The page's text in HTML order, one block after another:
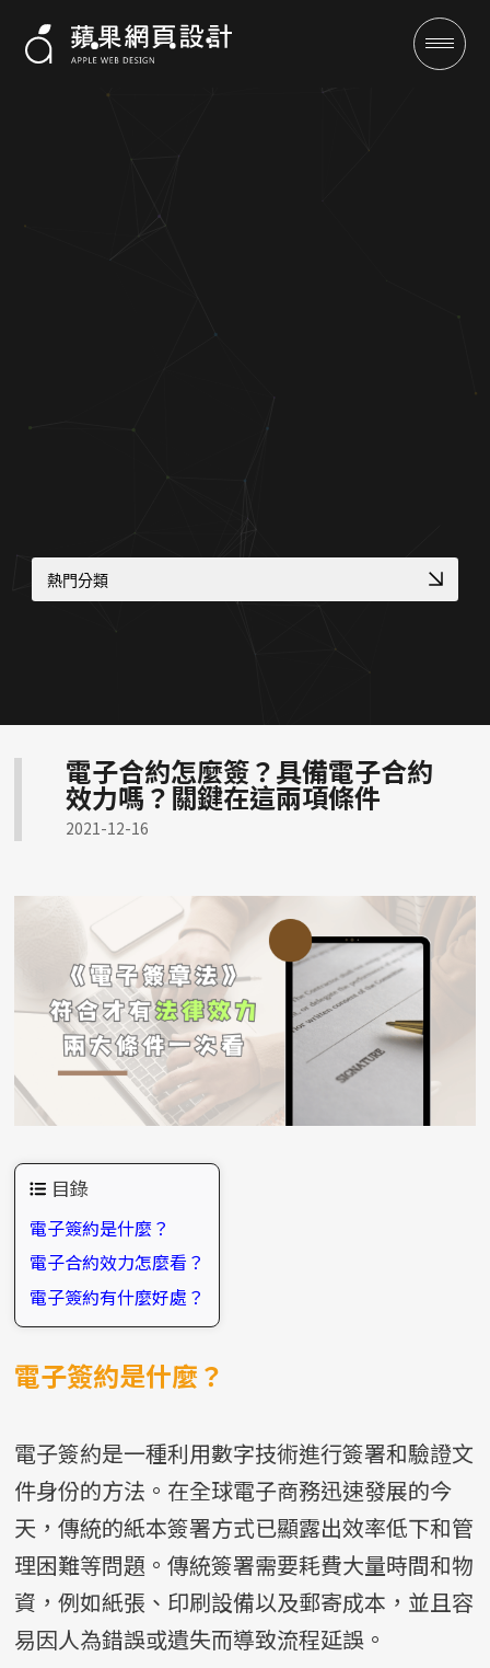
熱門分類
教育機構資訊公開網
符合醫療法規網頁
RWD 購物車設計
形象官網開發方案
企業品牌數位轉型
多語系全球化網站
顧問與專業人士網頁
RWD 校園官網改版
服務業預約功能整合
CIS 視覺識別整合
高信任感醫療網頁
網路開店 SEO 策略
電子合約怎麼簽？具備電子合約
效力嗎？關鍵在這兩項條件
2021-12-16
目錄
電子簽約是什麼？
電子合約效力怎麼看？
電子簽約有什麼好處？
電子簽約是什麼？
電子簽約是一種利用數字技術進行簽署和驗證文
件身份的方法。在全球電子商務迅速發展的今
天，傳統的紙本簽署方式已顯露出效率低下和管
理困難等問題。傳統簽署需要耗費大量時間和物
資，例如紙張、印刷設備以及郵寄成本，並且容
易因人為錯誤或遺失而導致流程延誤。